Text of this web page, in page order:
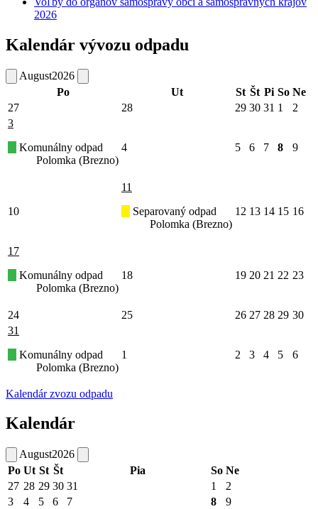
2026
Kalendár vývozu odpadu
August2026
Po
Ut St Št Pi So Ne
27
28 29 30 31 1
2
3
Komunálny odpad
Polomka (Brezno)
4 5 6 7 8 9
10
11
Separovaný odpad
Polomka (Brezno)
12 13 14 15 16
17
Komunálny odpad
Polomka (Brezno)
18 19 20 21 22 23
24 25 26 27 28 29 30
31
Komunálny odpad
Polomka (Brezno)
1 2 3 4 5 6
Kalendár zvozu odpadu
Kalendár
August2026
Po Ut St Št Pia So Ne
27 28 29 30 31 1
2
3
4 5 6 7 8 9